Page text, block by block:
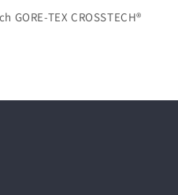
GORE-TEX CROSSTECH®